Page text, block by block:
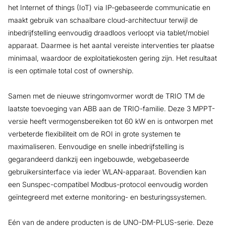
het Internet of things (IoT) via IP-gebaseerde communicatie en
maakt gebruik van schaalbare cloud-architectuur terwijl de
inbedrijfstelling eenvoudig draadloos verloopt via tablet/mobiel
apparaat. Daarmee is het aantal vereiste interventies ter plaatse
minimaal, waardoor de exploitatiekosten gering zijn. Het resultaat
is een optimale total cost of ownership.
Samen met de nieuwe stringomvormer wordt de TRIO TM de
laatste toevoeging van ABB aan de TRIO-familie. Deze 3 MPPT-
versie heeft vermogensbereiken tot 60 kW en is ontworpen met
verbeterde flexibiliteit om de ROI in grote systemen te
maximaliseren. Eenvoudige en snelle inbedrijfstelling is
gegarandeerd dankzij een ingebouwde, webgebaseerde
gebruikersinterface via ieder WLAN-apparaat. Bovendien kan
een Sunspec-compatibel Modbus-protocol eenvoudig worden
geïntegreerd met externe monitoring- en besturingssystemen.
Eén van de andere producten is de UNO-DM-PLUS-serie. Deze